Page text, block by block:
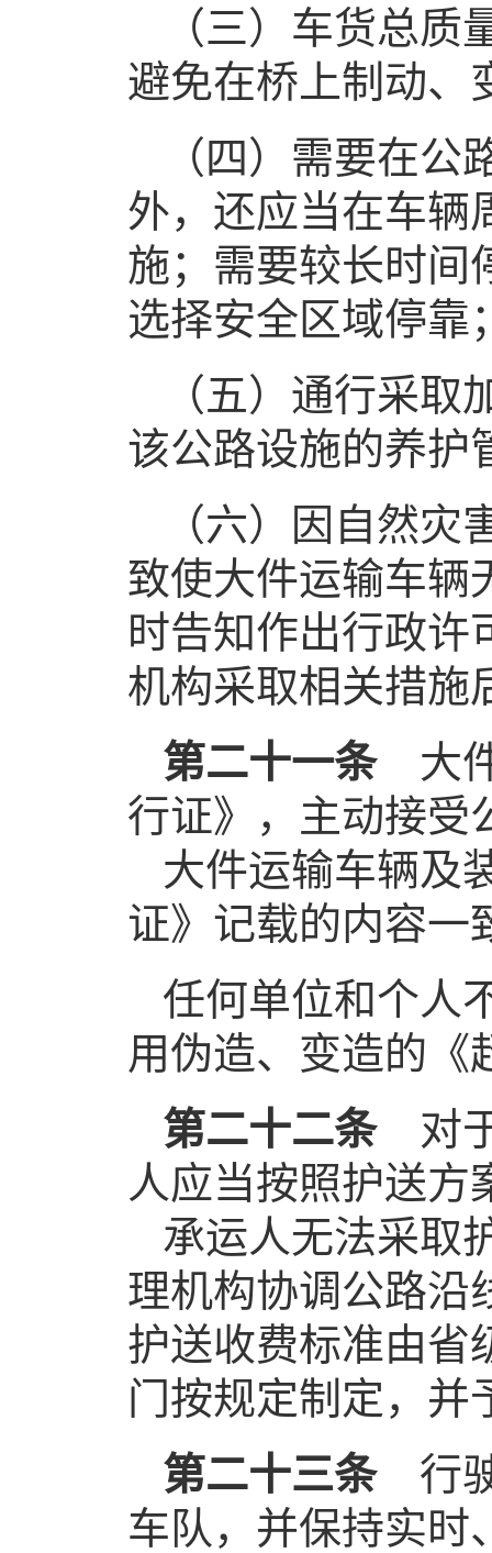
（三）车货总
避免在桥上制动、
（四）需要在
外，还应当在车辆
施；需要较长时间
选择安全区域停靠
（五）通行采
该公路设施的养护
（六）因自然
致使大件运输车辆
时告知作出行政许
机构采取相关措施
第二十一条大件
行证》，主动接受
大件运输车辆及
证》记载的内容一
任何单位和个人
用伪造、变造的《
第二十二条 对
人应当按照护送方
承运人无法采取
理机构协调公路沿
护送收费标准由省
门按规定制定，并
第二十三条 行
车队，并保持实时